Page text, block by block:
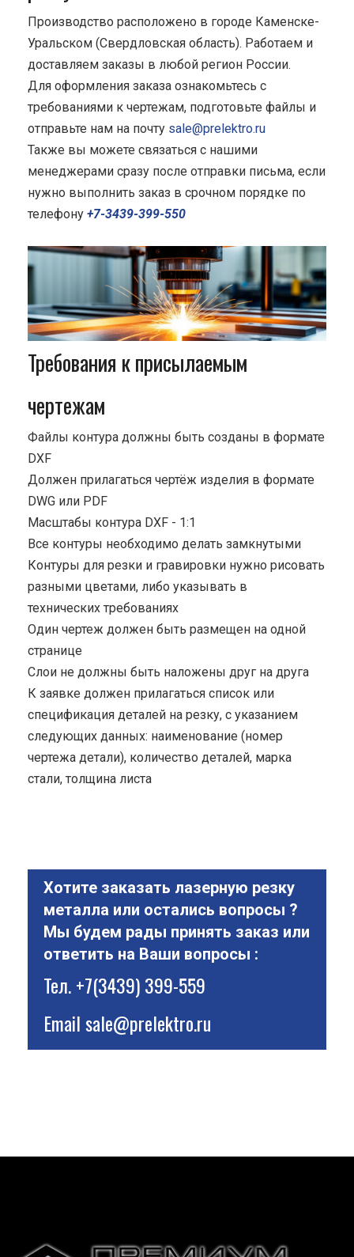
Производство расположено в городе Каменске-
Уральском (Свердловская область). Работаем и
доставляем заказы в любой регион России.
Для оформления заказа ознакомьтесь с
требованиями к чертежам, подготовьте файлы и
отправьте нам на почту sale@prelektro.ru
Также вы можете связаться с нашими
менеджерами сразу после отправки письма, если
нужно выполнить заказ в срочном порядке по
телефону +7-3439-399-550
Требования к присылаемым
чертежам
Файлы контура должны быть созданы в формате
DXF
Должен прилагаться чертёж изделия в формате
DWG или PDF
Масштабы контура DXF - 1:1
Все контуры необходимо делать замкнутыми
Контуры для резки и гравировки нужно рисовать
разными цветами, либо указывать в
технических требованиях
Один чертеж должен быть размещен на одной
странице
Cлои не должны быть наложены друг на друга
К заявке должен прилагаться список или
спецификация деталей на резку, с указанием
следующих данных: наименование (номер
чертежа детали), количество деталей, марка
стали, толщина листа
Хотите заказать лазерную резку
металла или остались вопросы ?
Мы будем рады принять заказ или
ответить на Ваши вопросы :
Тел.+7(3439) 399-559
Emailsale@prelektro.ru